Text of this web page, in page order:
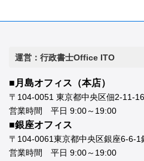
運営：行政書士Office ITO
■月島オフィス（本店）
〒104-0051 東京都中央区佃2-11-
営業時間 平日 9:00～19:00
■銀座オフィス
〒104-0061東京都中央区銀座6-6-1
営業時間 平日 9:00～19:00